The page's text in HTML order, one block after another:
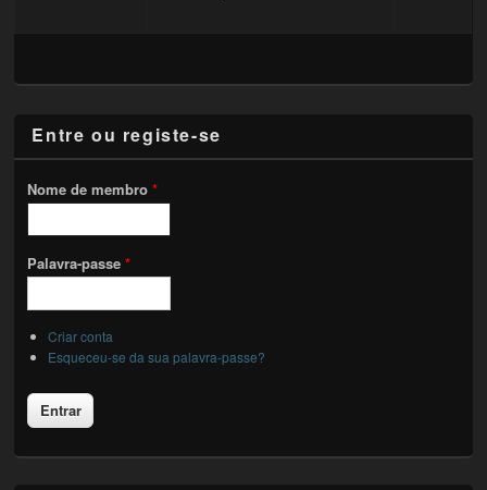
Entre ou registe-se
Nome de membro*
Palavra-passe*
Criar conta
Esqueceu-se da sua palavra-passe?